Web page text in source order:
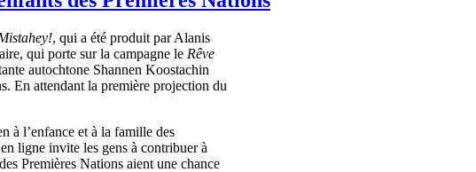
!, qui a été produit parAlanis
, qui porte surla campagne le Rêve
autochtone Shannen Koostachin
En attendant la première projection du
à l’enfance et à la famille des
ligne invite les gens à contribuer à
des Premières Nations aient une chance